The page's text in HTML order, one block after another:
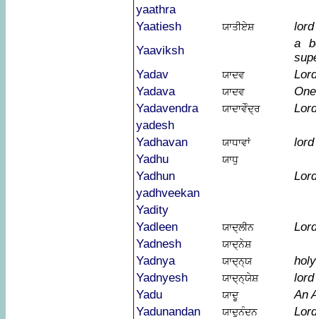
yaathra
Yaatiesh
ਯਾਤੀਏਸ਼
Yaaviksh
a
Yadav
ਯਾਦਵ
Yadava
ਯਾਦਵ
Yadavendra
ਯਾਦਾਵੇੰਦ੍ਰ
yadesh
Yadhavan
ਯਾਧਾਵਾਂ
Yadhu
ਯਾਧੁ
Yadhun
yadhveekan
Yadity
Yadleen
ਯਾਦ੍ਲੀਨ
Yadnesh
ਯਾਦ੍ਨੇਸ਼
Yadnya ਯਾਦ੍ਨ੍ਯ
Yadnyesh
ਯਾਦ੍ਨ੍ਯੇਸ਼
lord
Yadu
ਯਾਦੂ
An
Yadunandan
ਯਾਦੁਨੰਦਨ